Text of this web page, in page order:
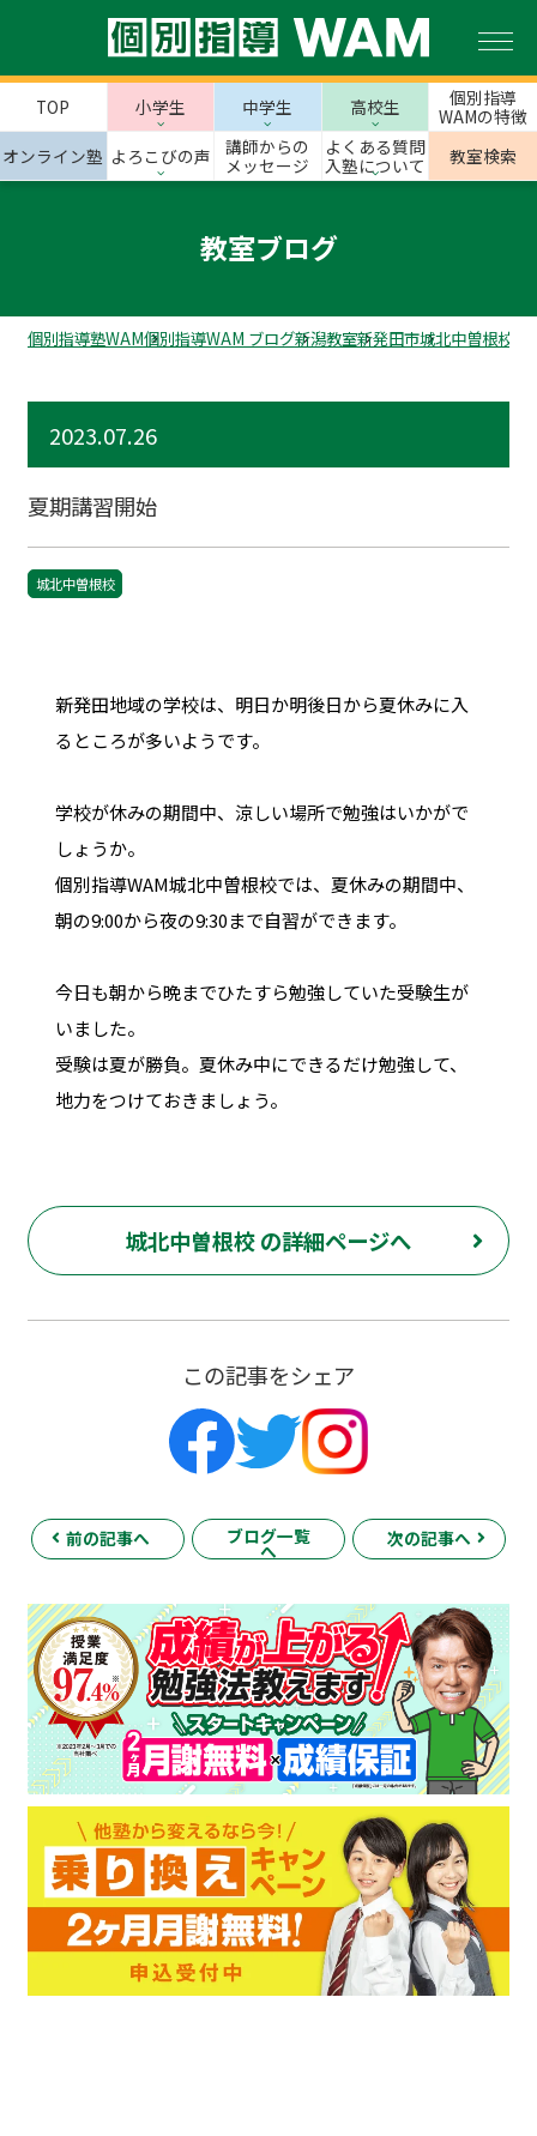
TOP 小学生 中学生 高校生
個別指導
WAMの特徴
オンライン塾 よろこびの声
講師からの
メッセージ
よくある質問
入塾について
教室検索
教室ブログ
個別指導塾WAM個別指導WAM ブログ新潟教室新発田市城北中曽根校の
2023.07.26
夏期講習開始
城北中曽根校
新発田地域の学校は、明日か明後日から夏休みに入
るところが多いようです。
学校が休みの期間中、涼しい場所で勉強はいかがで
しょうか。
個別指導WAM城北中曽根校では、夏休みの期間中、
朝の9:00から夜の9:30まで自習ができます。
今日も朝から晩までひたすら勉強していた受験生が
いました。
受験は夏が勝負。夏休み中にできるだけ勉強して、
地力をつけておきましょう。
城北中曽根校 の詳細ページへ
この記事をシェア
前の記事へ ブログ一覧
へ
次の記事へ